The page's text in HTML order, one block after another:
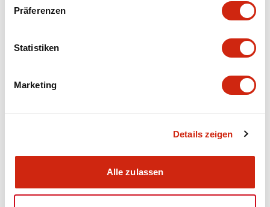
Präferenzen
Statistiken
Marketing
Details zeigen
Alle zulassen
Mounting and Installation Specifications